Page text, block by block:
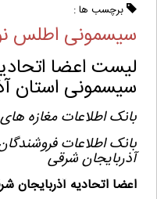
برچسب ها :
سیسمونی اطلس
لیست اعضا
سیسمونی استان
بانک اطلاعات مغازه
بانک اطلاعات
آذربایجان شرقی
اعضا اتحادیه آذربایجان